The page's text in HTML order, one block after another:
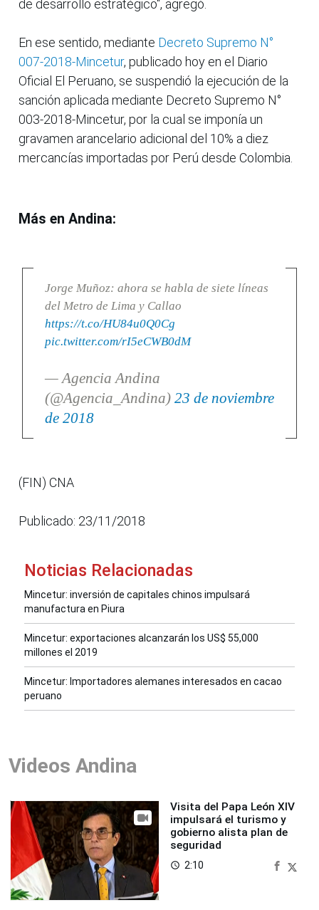
de desarrollo estratégico", agregó.
En ese sentido, mediante Decreto Supremo N°
007-2018-Mincetur, publicado hoy en el Diario
Oficial El Peruano, se suspendió la ejecución de la
sanción aplicada mediante Decreto Supremo N°
003-2018-Mincetur, por la cual se imponía un
gravamen arancelario adicional del 10% a diez
mercancías importadas por Perú desde Colombia.
Más en Andina:
Jorge Muñoz: ahora se habla de siete líneas
del Metro de Lima y Callao
https://t.co/HU84u0Q0Cg
pic.twitter.com/rI5eCWB0dM
— Agencia Andina
(@Agencia_Andina) 23 de noviembre
de 2018
(FIN) CNA
Publicado: 23/11/2018
Noticias Relacionadas
Mincetur: inversión de capitales chinos impulsará
manufactura en Piura
Mincetur: exportaciones alcanzarán los US$ 55,000
millones el 2019
Mincetur: Importadores alemanes interesados en cacao
peruano
Videos Andina
Visita del Papa León XIV
impulsará el turismo y
gobierno alista plan de
seguridad
access_time 2:10